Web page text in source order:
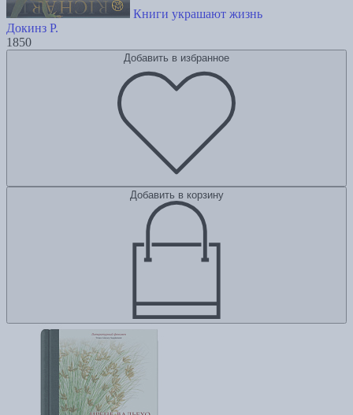
Книги украшают жизнь
Докинз Р.
1850
Добавить в избранное
Добавить в корзину